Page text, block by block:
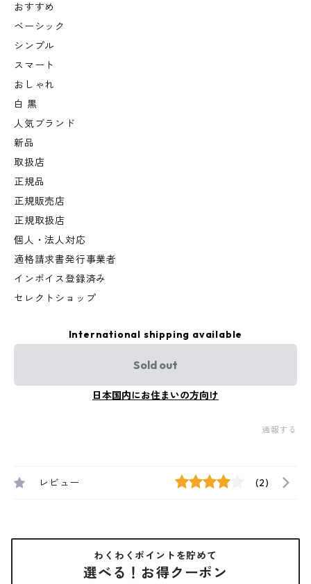
おすすめ
ベーシック
シンプル
スマート
おしゃれ
白 黒
人気ブランド
新品
取扱店
正規品
正規販売店
正規取扱店
個人・法人対応
適格請求書発行事業者
インボイス登録済み
セレクトショップ
International shipping available
Sold out
日本国内にお住まいの方向け
通報する
レビュー (2)
わくわくポイントを貯めて
選べる！お得クーポン